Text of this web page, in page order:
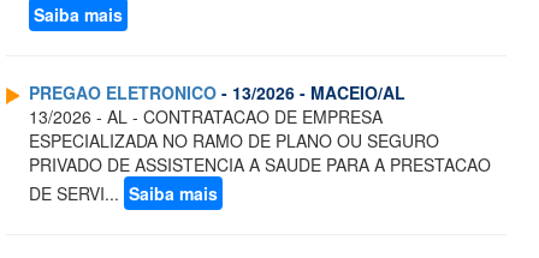
Saiba mais
PREGAO ELETRONICO - 13/2026 - MACEIO/AL
13/2026 - AL - CONTRATACAO DE EMPRESA
ESPECIALIZADA NO RAMO DE PLANO OU SEGURO
PRIVADO DE ASSISTENCIA A SAUDE PARA A PRESTACAO
DE SERVI... Saiba mais